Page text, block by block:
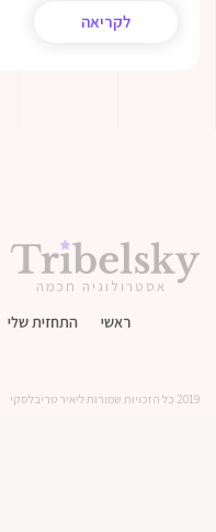
לקריאה
אסטרולוגיה חכמה
ראשי התחזית שלי
2019 כל הזכויות שמורות ליאיר טריבלסקי